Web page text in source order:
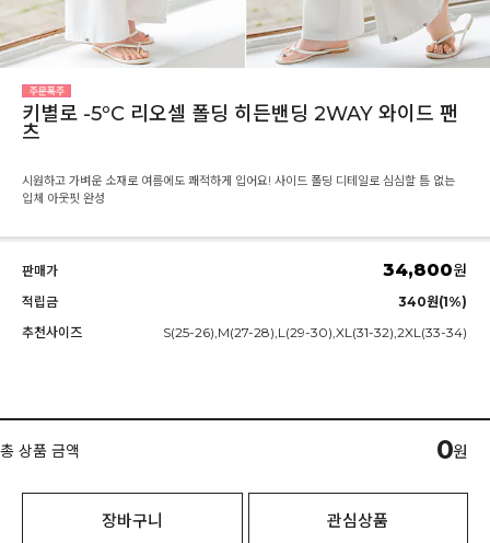
키별로 -5ºC 리오셀 폴딩 히든밴딩 2WAY 와이드 팬
츠
시원하고 가벼운 소재로 여름에도 쾌적하게 입어요! 사이드 폴딩 디테일로 심심할 틈 없는
입체 아웃핏 완성
판매가 34,800원
적립금
340원(1%)
추천사이즈
S(25-26),M(27-28),L(29-30),XL(31-32),2XL(33-34)
총 상품 금액 0원
장바구니 관심상품